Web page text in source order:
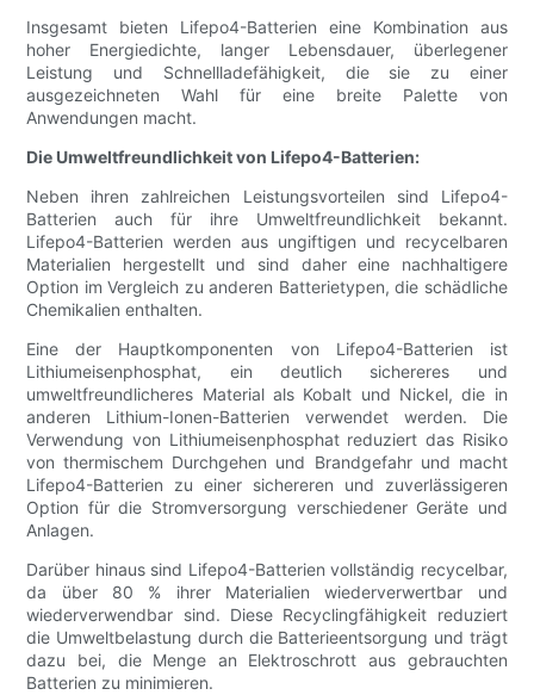
Insgesamt bieten Lifepo4-Batterien eine Kombination aus
hoher Energiedichte, langer Lebensdauer, überlegener
Leistung und Schnellladefähigkeit, die sie zu einer
ausgezeichneten Wahl für eine breite Palette von
Anwendungen macht.
Die Umweltfreundlichkeit von Lifepo4-Batterien:
Neben ihren zahlreichen Leistungsvorteilen sind Lifepo4-
Batterien auch für ihre Umweltfreundlichkeit bekannt.
Lifepo4-Batterien werden aus ungiftigen und recycelbaren
Materialien hergestellt und sind daher eine nachhaltigere
Option im Vergleich zu anderen Batterietypen, die schädliche
Chemikalien enthalten.
Eine der Hauptkomponenten von Lifepo4-Batterien ist
Lithiumeisenphosphat, ein deutlich sichereres und
umweltfreundlicheres Material als Kobalt und Nickel, die in
anderen Lithium-Ionen-Batterien verwendet werden. Die
Verwendung von Lithiumeisenphosphat reduziert das Risiko
von thermischem Durchgehen und Brandgefahr und macht
Lifepo4-Batterien zu einer sichereren und zuverlässigeren
Option für die Stromversorgung verschiedener Geräte und
Anlagen.
Darüber hinaus sind Lifepo4-Batterien vollständig recycelbar,
da über 80 % ihrer Materialien wiederverwertbar und
wiederverwendbar sind. Diese Recyclingfähigkeit reduziert
die Umweltbelastung durch die Batterieentsorgung und trägt
dazu bei, die Menge an Elektroschrott aus gebrauchten
Batterien zu minimieren.